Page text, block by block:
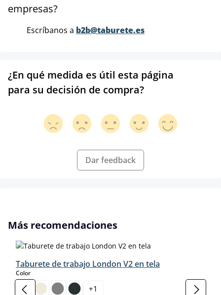
empresas?
Escríbanos a b2b@taburete.es
¿En qué medida es útil esta página
para su decisión de compra?
Dar feedback
Omitir la galería de productos
Más recomendaciones
Taburete de trabajo London V2 en tela
Colorselect
+1